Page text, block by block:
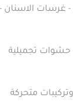
- غرسات الاسنان -
تجميلية
وتركيبات متحركة